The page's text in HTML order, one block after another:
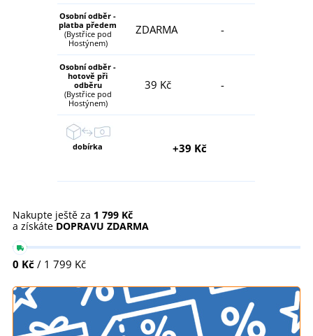
Osobní odběr -
platba předem
(Bystřice pod
Hostýnem)
ZDARMA -
Osobní odběr -
hotově při
odběru
(Bystřice pod
Hostýnem)
39 Kč -
dobírka +39 Kč
Nakupte ještě za 1 799 Kč
a získáte DOPRAVU ZDARMA
0 Kč / 1 799 Kč